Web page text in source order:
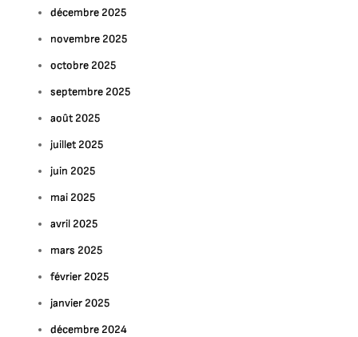
décembre 2025
novembre 2025
octobre 2025
septembre 2025
août 2025
juillet 2025
juin 2025
mai 2025
avril 2025
mars 2025
février 2025
janvier 2025
décembre 2024